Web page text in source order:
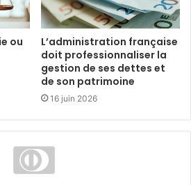
ou
L’administration française
doit professionnaliser la
gestion de ses dettes et
de son patrimoine
16 juin 2026